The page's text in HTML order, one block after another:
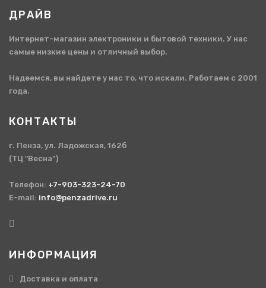
ДРАЙВ
Интернет-магазин электроники и бытовой техники. У нас
самые низкие цены и отличный выбор.
Надеемся, вы найдете у нас то, что искали. Работаем с 2001
года.
КОНТАКТЫ
г. Пенза, ул. Ладожская, 162б
(ТЦ "Весна")
Телефон: +7-903-323-24-70
E-mail: info@penzadrive.ru
ИНФОРМАЦИЯ
Доставка и оплата